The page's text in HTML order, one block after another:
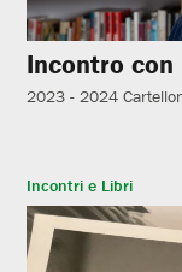
Incontro
2023 - 2024
Incontri e Libri